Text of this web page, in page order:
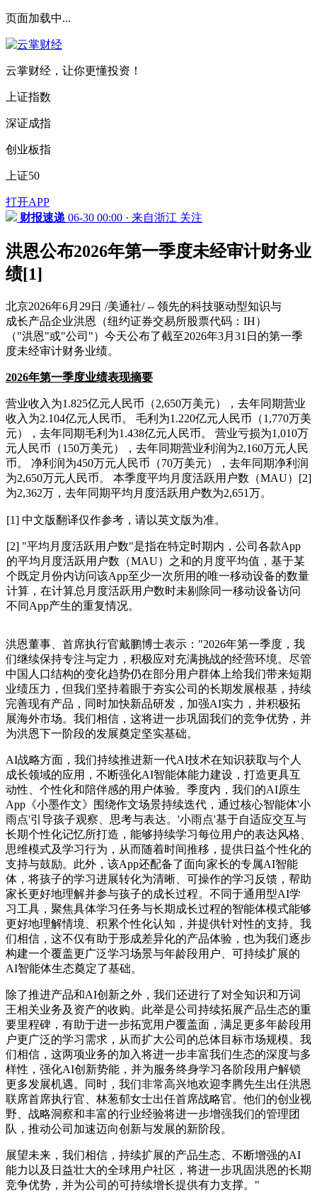
页面加载中...
云掌财经，让你更懂投资！
上证指数
深证成指
创业板指
上证50
打开APP
财报速递 06-30 00:00 · 来自浙江 关注
洪恩公布2026年第一季度未经审计财务业
绩[1]
北京2026年6月29日 /美通社/ -- 领先的科技驱动型知识与
成长产品企业洪恩（纽约证券交易所股票代码：IH）
（"洪恩"或"公司"）今天公布了截至2026年3月31日的第一季
度未经审计财务业绩。
2026年第一季度业绩表现摘要
营业收入为1.825亿元人民币（2,650万美元），去年同期营业
收入为2.104亿元人民币。 毛利为1.220亿元人民币（1,770万美
元），去年同期毛利为1.438亿元人民币。 营业亏损为1,010万
元人民币（150万美元），去年同期营业利润为2,160万元人民
币。 净利润为450万元人民币（70万美元），去年同期净利润
为2,650万元人民币。 本季度平均月度活跃用户数（MAU）[2]
为2,362万，去年同期平均月度活跃用户数为2,651万。
[1] 中文版翻译仅作参考，请以英文版为准。
[2] "平均月度活跃用户数"是指在特定时期内，公司各款App
的平均月度活跃用户数（MAU）之和的月度平均值，基于某
个既定月份内访问该App至少一次所用的唯一移动设备的数量
计算，在计算总月度活跃用户数时未剔除同一移动设备访问
不同App产生的重复情况。
洪恩董事、首席执行官戴鹏博士表示："2026年第一季度，我
们继续保持专注与定力，积极应对充满挑战的经营环境。尽管
中国人口结构的变化趋势仍在部分用户群体上给我们带来短期
业绩压力，但我们坚持着眼于夯实公司的长期发展根基，持续
完善现有产品，同时加快新品研发，加强AI实力，并积极拓
展海外市场。我们相信，这将进一步巩固我们的竞争优势，并
为洪恩下一阶段的发展奠定坚实基础。
AI战略方面，我们持续推进新一代AI技术在知识获取与个人
成长领域的应用，不断强化AI智能体能力建设，打造更具互
动性、个性化和陪伴感的用户体验。季度内，我们的AI原生
App《小墨作文》围绕作文场景持续迭代，通过核心智能体'小
雨点'引导孩子观察、思考与表达。'小雨点'基于自适应交互与
长期个性化记忆所打造，能够持续学习每位用户的表达风格、
思维模式及学习行为，从而随着时间推移，提供日益个性化的
支持与鼓励。此外，该App还配备了面向家长的专属AI智能
体，将孩子的学习进展转化为清晰、可操作的学习反馈，帮助
家长更好地理解并参与孩子的成长过程。不同于通用型AI学
习工具，聚焦具体学习任务与长期成长过程的智能体模式能够
更好地理解情境、积累个性化认知，并提供针对性的支持。我
们相信，这不仅有助于形成差异化的产品体验，也为我们逐步
构建一个覆盖更广泛学习场景与年龄段用户、可持续扩展的
AI智能体生态奠定了基础。
除了推进产品和AI创新之外，我们还进行了对全知识和万词
王相关业务及资产的收购。此举是公司持续拓展产品生态的重
要里程碑，有助于进一步拓宽用户覆盖面，满足更多年龄段用
户更广泛的学习需求，从而扩大公司的总体目标市场规模。我
们相信，这两项业务的加入将进一步丰富我们生态的深度与多
样性，强化AI创新势能，并为服务终身学习各阶段用户解锁
更多发展机遇。同时，我们非常高兴地欢迎李腾先生出任洪恩
联席首席执行官、林葱郁女士出任首席战略官。他们的创业视
野、战略洞察和丰富的行业经验将进一步增强我们的管理团
队，推动公司加速迈向创新与发展的新阶段。
展望未来，我们相信，持续扩展的产品生态、不断增强的AI
能力以及日益壮大的全球用户社区，将进一步巩固洪恩的长期
竞争优势，并为公司的可持续增长提供有力支撑。"